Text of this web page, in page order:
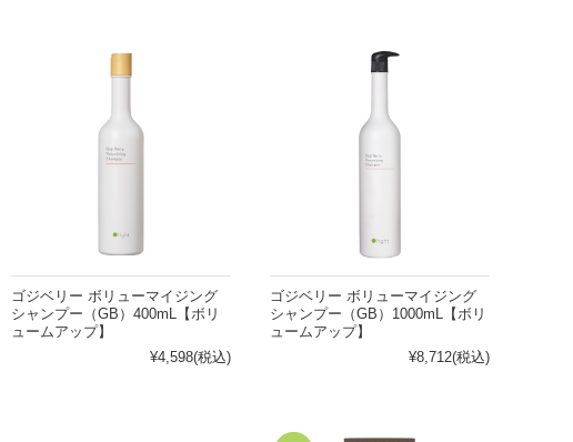
ゴジベリー ボリューマイジング
シャンプー（GB）400mL【ボリ
ュームアップ】
¥4,598(税込)
ゴジベリー ボリューマイジング
シャンプー（GB）1000mL【ボリ
ュームアップ】
¥8,712(税込)